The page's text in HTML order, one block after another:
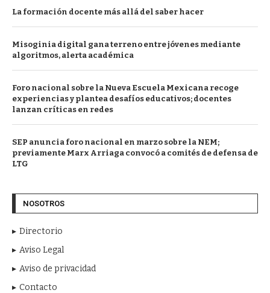
La formación docente más allá del saber hacer
Misoginia digital gana terreno entre jóvenes mediante
algoritmos, alerta académica
Foro nacional sobre la Nueva Escuela Mexicana recoge
experiencias y plantea desafíos educativos; docentes
lanzan críticas en redes
SEP anuncia foro nacional en marzo sobre la NEM;
previamente Marx Arriaga convocó a comités de defensa de
LTG
NOSOTROS
Directorio
Aviso Legal
Aviso de privacidad
Contacto